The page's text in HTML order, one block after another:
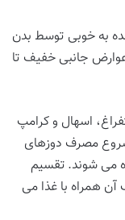
به خوبی توسط بدن
جانبی خفیف تا
اسهال و کرامپ
مصرف دوزهای
می شوند. تقسیم
آن همراه با غذا می